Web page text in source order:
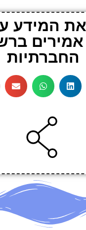
המידע
החברתיות